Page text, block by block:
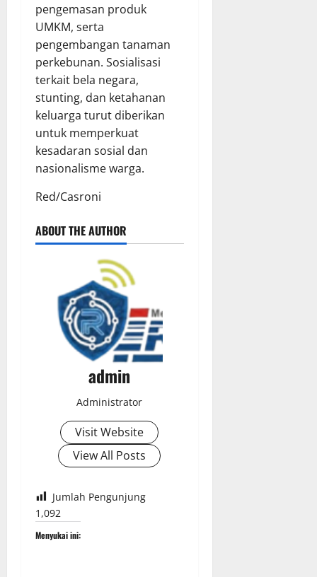
pengemasan produk
UMKM, serta
pengembangan tanaman
perkebunan. Sosialisasi
terkait bela negara,
stunting, dan ketahanan
keluarga turut diberikan
untuk memperkuat
kesadaran sosial dan
nasionalisme warga.
Red/Casroni
ABOUT THE AUTHOR
admin
Administrator
Visit Website
View All Posts
Jumlah Pengunjung
1,092
Menyukai ini: